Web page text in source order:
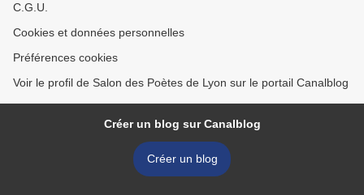
C.G.U.
Cookies et données personnelles
Préférences cookies
Voir le profil de Salon des Poètes de Lyon sur le portail Canalblog
Créer un blog sur Canalblog
Créer un blog